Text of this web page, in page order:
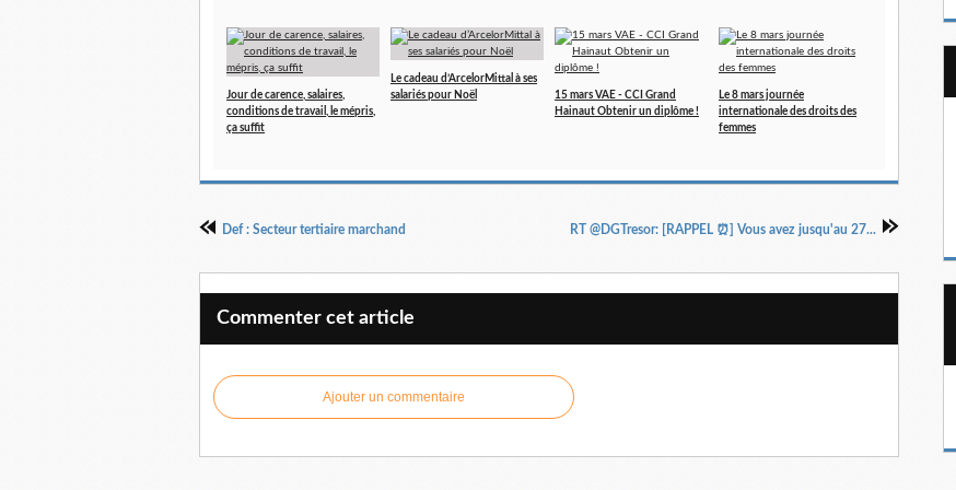
Jour de carence, salaires,
conditions de travail, le mépris,
ça suffit
Le cadeau d’ArcelorMittal à ses
salariés pour Noël
15 mars VAE - CCI Grand
Hainaut Obtenir un diplôme !
Le 8 mars journée
internationale des droits des
femmes
Def : Secteur tertiaire marchand RT @DGTresor: [RAPPEL ⏰] Vous avez jusqu'au 27...
Commenter cet article
Ajouter un commentaire